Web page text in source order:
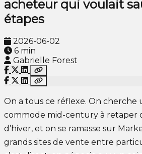
acheteur qui voulait
étapes
2026-06-02
6 min
Gabrielle Forest
On a tous ce réflexe. On cherche
commode mid-century à retaper
d’hiver, et on se ramasse sur
grands sites de vente entre